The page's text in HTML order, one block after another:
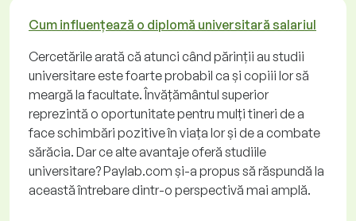
Cum influențează o diplomă universitară salariul
Cercetările arată că atunci când părinții au studii
universitare este foarte probabil ca și copiii lor să
meargă la facultate. Învățământul superior
reprezintă o oportunitate pentru mulți tineri de a
face schimbări pozitive în viața lor și de a combate
sărăcia. Dar ce alte avantaje oferă studiile
universitare? Paylab.com și-a propus să răspundă la
această întrebare dintr-o perspectivă mai amplă.